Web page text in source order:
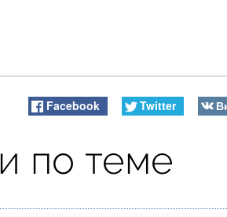
Facebook Twitter
по теме